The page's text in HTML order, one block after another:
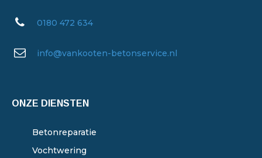
0180 472 634
info@vankooten-betonservice.nl
ONZE DIENSTEN
Betonreparatie
Vochtwering